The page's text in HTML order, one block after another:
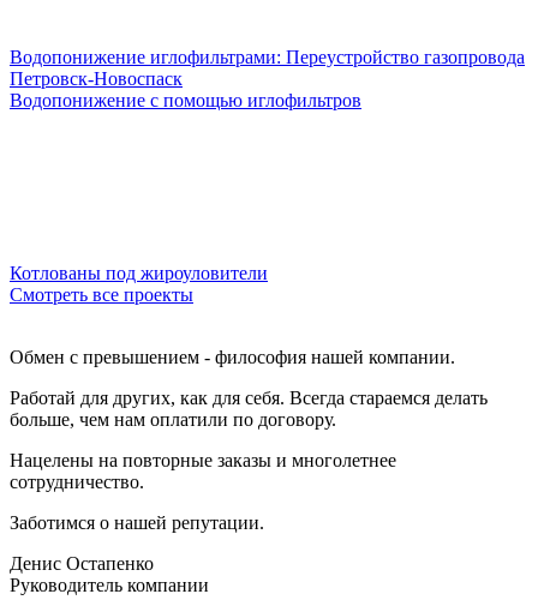
Водопонижение иглофильтрами: Переустройство газопровода
Петровск-Новоспаск
Водопонижение с помощью иглофильтров
Котлованы под жироуловители
Смотреть все проекты
Обмен с превышением - философия нашей компании.
Работай для других, как для себя. Всегда стараемся делать
больше, чем нам оплатили по договору.
Нацелены на повторные заказы и многолетнее
сотрудничество.
Заботимся о нашей репутации.
Денис Остапенко
Руководитель компании